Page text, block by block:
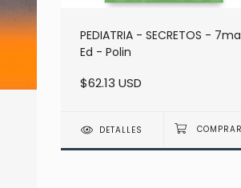
PEDIATRIA - SECRETOS - 7ma
Ed - Polin
$62.13 USD
DETALLES